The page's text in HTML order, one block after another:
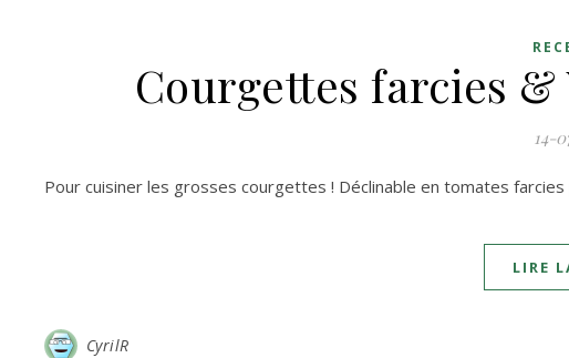
Courgettes farcies
14-
Pour cuisiner les grosses courgettes ! Déclinable en tomates
LIRE
CyrilR